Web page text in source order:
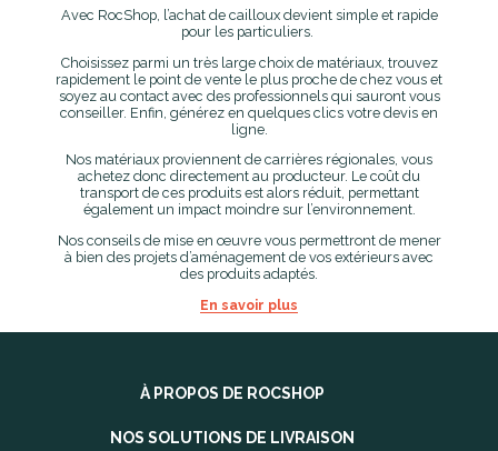
Avec RocShop, l’achat de cailloux devient simple et rapide
pour les particuliers.
Choisissez parmi un très large choix de matériaux, trouvez
rapidement le point de vente le plus proche de chez vous et
soyez au contact avec des professionnels qui sauront vous
conseiller. Enfin, générez en quelques clics votre devis en
ligne.
Nos matériaux proviennent de carrières régionales, vous
achetez donc directement au producteur. Le coût du
transport de ces produits est alors réduit, permettant
également un impact moindre sur l’environnement.
Nos conseils de mise en œuvre vous permettront de mener
à bien des projets d’aménagement de vos extérieurs avec
des produits adaptés.
En savoir plus
À PROPOS DE ROCSHOP
NOS SOLUTIONS DE LIVRAISON